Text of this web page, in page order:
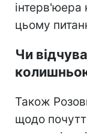
цьому
Чи
Також
щодо